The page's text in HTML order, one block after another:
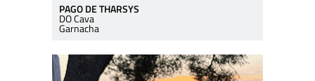
PAGO DE THARSYS
DO Cava
Garnacha